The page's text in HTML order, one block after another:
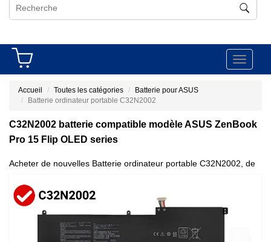
Toggle
Accueil Toutes les catégories
Batterie pour ASUS
Batterie ordinateur portable C32N2002
C32N2002 batterie compatible modèle ASUS ZenBook
Pro 15 Flip OLED series
Acheter de nouvelles Batterie ordinateur portable C32N2002, de
haute qualité et à bas prix!